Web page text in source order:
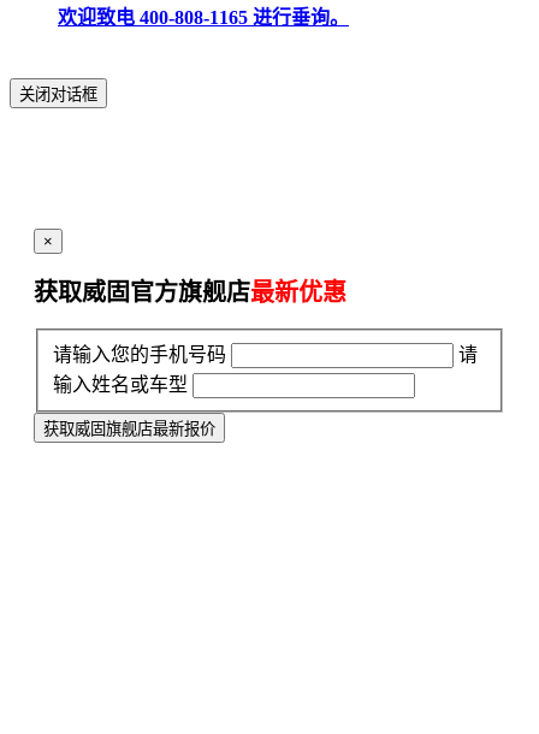
欢迎致电 400-808-1165 进行垂询。
关闭对话框
×
获取威固官方旗舰店最新优惠
请输入您的手机号码
请
输入姓名或车型
获取威固旗舰店最新报价